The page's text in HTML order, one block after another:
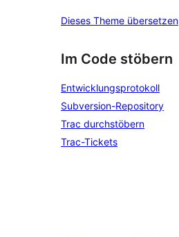
Dieses Theme übersetzen
Im Code stöbern
Entwicklungsprotokoll
Subversion-Repository
Trac durchstöbern
Trac-Tickets